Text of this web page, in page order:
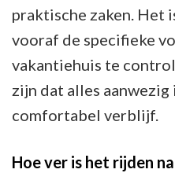
praktische zaken. Het
vooraf de specifieke
vakantiehuis te
zijn dat alles aanwezig
comfortabel verblijf.
Hoe ver is het rijden